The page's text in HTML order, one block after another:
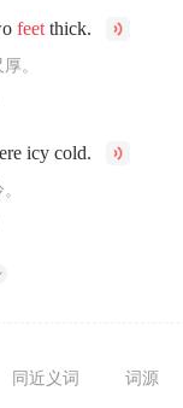
feet thick.
。
icy cold.
同近义词 词源